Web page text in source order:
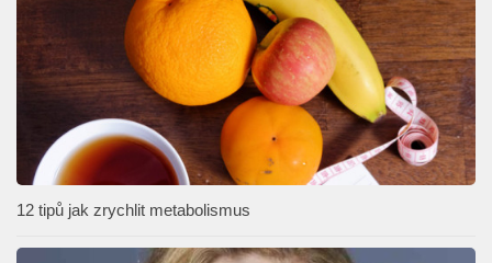
12 tipů jak zrychlit metabolismus